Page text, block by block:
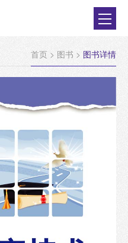
首页 > 图书 > 图书详情